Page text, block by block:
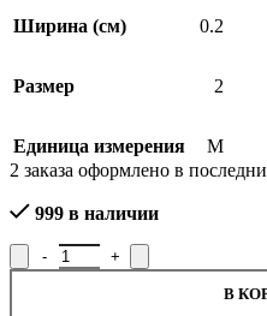
Ширина (см) 0.2
Размер 2
Единица измерения
М
2 заказа оформлено в
999 в наличии
Количество товара Шнур
В